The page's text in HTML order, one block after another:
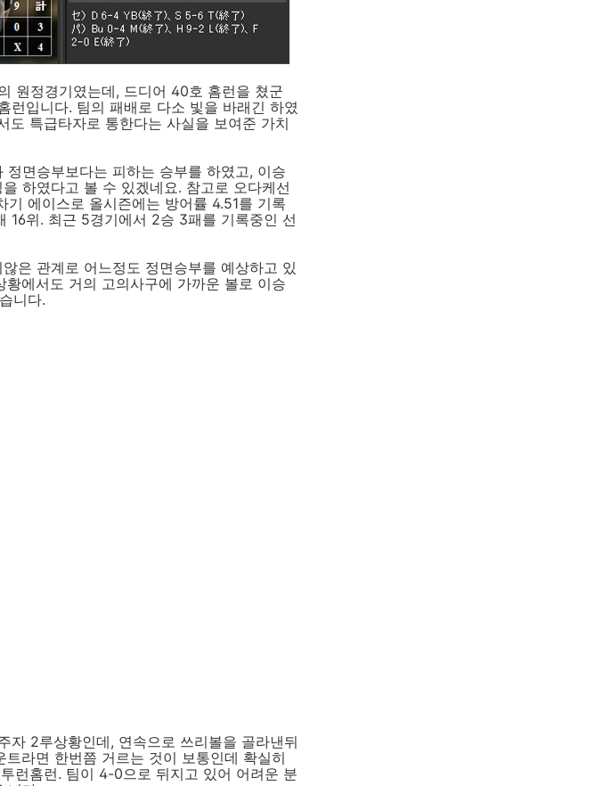
원정경기였는데, 드디어 40호 홈런을 쳤군
런입니다. 팀의 패배로 다소 빛을 바래긴 하였
특급타자로 통한다는 사실을 보여준 가치
면승부보다는 피하는 승부를 하였고, 이승
하였다고 볼 수 있겠네요. 참고로 오다케선
에이스로 올시즌에는 방어률 4.51를 기록
16위. 최근 5경기에서 2승 3패를 기록중인 선
은 관계로 어느정도 정면승부를 예상하고 있
황에서도 거의 고의사구에 가까운 볼로 이승
니다.
자 2루상황인데, 연속으로 쓰리볼을 골라낸뒤
라면 한번쯤 거르는 것이 보통인데 확실히
런홈런. 팀이 4-0으로 뒤지고 있어 어려운 분